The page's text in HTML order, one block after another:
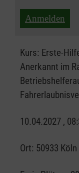
Anmelden
Kurs: Erste-
Anerkannt im
10.04.2027 ,
Ort: 50933 Köln